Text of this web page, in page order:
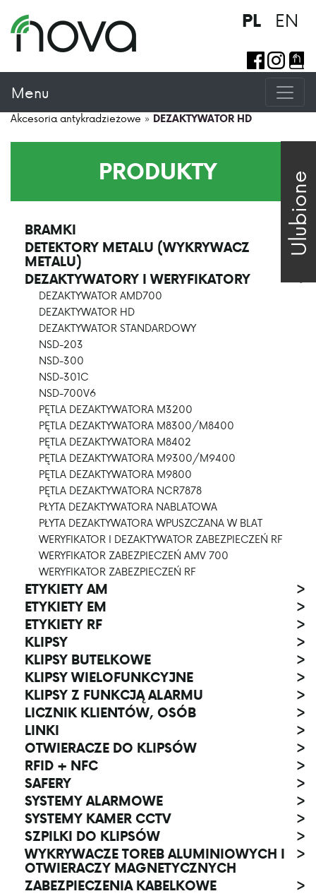
Ulubione
PL EN
Menu
Akcesoria antykradzieżowe » DEZAKTYWATOR HD
PRODUKTY
BRAMKI
>
DETEKTORY METALU (WYKRYWACZ
METALU)
>
DEZAKTYWATORY I WERYFIKATORY
DEZAKTYWATOR AMD700
DEZAKTYWATOR HD
DEZAKTYWATOR STANDARDOWY
NSD-203
NSD-300
NSD-301C
NSD-700V6
PĘTLA DEZAKTYWATORA M3200
PĘTLA DEZAKTYWATORA M8300/M8400
PĘTLA DEZAKTYWATORA M8402
PĘTLA DEZAKTYWATORA M9300/M9400
PĘTLA DEZAKTYWATORA M9800
PĘTLA DEZAKTYWATORA NCR7878
PŁYTA DEZAKTYWATORA NABLATOWA
PŁYTA DEZAKTYWATORA WPUSZCZANA W BLAT
WERYFIKATOR I DEZAKTYWATOR ZABEZPIECZEŃ RF
WERYFIKATOR ZABEZPIECZEŃ AMV 700
WERYFIKATOR ZABEZPIECZEŃ RF
ETYKIETY AM
>
ETYKIETY EM
>
ETYKIETY RF
>
KLIPSY
>
KLIPSY BUTELKOWE
>
KLIPSY WIELOFUNKCYJNE
>
KLIPSY Z FUNKCJĄ ALARMU
>
LICZNIK KLIENTÓW, OSÓB
>
LINKI
>
OTWIERACZE DO KLIPSÓW
>
RFID + NFC
>
SAFERY
>
SYSTEMY ALARMOWE
>
SYSTEMY KAMER CCTV
>
SZPILKI DO KLIPSÓW
>
WYKRYWACZE TOREB ALUMINIOWYCH I
OTWIERACZY MAGNETYCZNYCH
>
ZABEZPIECZENIA KABELKOWE
>